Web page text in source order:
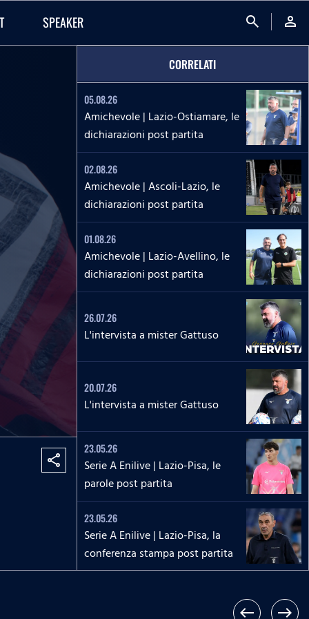
SPEAKER search person
share
CORRELATI
05.08.26
Amichevole | Lazio-Ostiamare, le
dichiarazioni post partita
02.08.26
Amichevole | Ascoli-Lazio, le
dichiarazioni post partita
01.08.26
Amichevole | Lazio-Avellino, le
dichiarazioni post partita
26.07.26
L'intervista a mister Gattuso
20.07.26
L'intervista a mister Gattuso
23.05.26
Serie A Enilive | Lazio-Pisa, le
parole post partita
23.05.26
Serie A Enilive | Lazio-Pisa, la
conferenza stampa post partita
west east